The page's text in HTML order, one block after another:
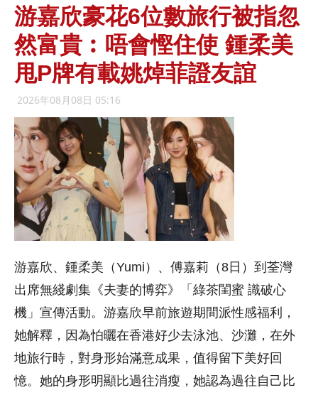
游嘉欣豪花6位數旅行被指忽
然富貴︰唔會慳住使 鍾柔美
甩P牌有載姚焯菲證友誼
2026年08月08日 05:16
游嘉欣、鍾柔美（Yumi）、傅嘉莉（8日）到荃灣
出席無綫劇集《夫妻的博弈》「綠茶閨蜜 識破心
機」宣傳活動。游嘉欣早前旅遊期間派性感福利，
她解釋，因為怕曬在香港好少去泳池、沙灘，在外
地旅行時，對身形始滿意成果，值得留下美好回
憶。她的身形明顯比過往消瘦，她認為過往自己比